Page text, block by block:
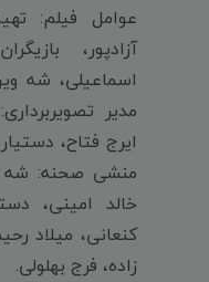
عوامل فیلم:
آزادپور،
اسماعیلی، شه
مدیر
ایرج فتاح،
منشی صحنه: شه
خالد امینی،
کنعانی، میلاد
زاده، فرج بهلولی.